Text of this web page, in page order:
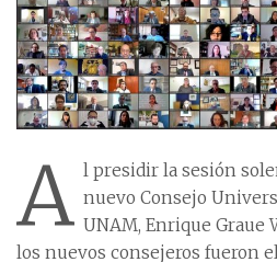
A l presidir la sesión
nuevo Consejo
UNAM, Enrique Graue
los nuevos consejeros fueron